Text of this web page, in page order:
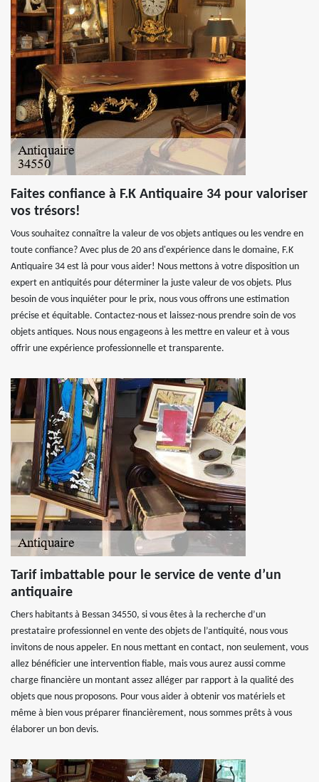
Faites confiance à F.K Antiquaire 34 pour valoriser
vos trésors!
Vous souhaitez connaître la valeur de vos objets antiques ou les vendre en
toute confiance? Avec plus de 20 ans d'expérience dans le domaine, F.K
Antiquaire 34 est là pour vous aider! Nous mettons à votre disposition un
expert en antiquités pour déterminer la juste valeur de vos objets. Plus
besoin de vous inquiéter pour le prix, nous vous offrons une estimation
précise et équitable. Contactez-nous et laissez-nous prendre soin de vos
objets antiques. Nous nous engageons à les mettre en valeur et à vous
offrir une expérience professionnelle et transparente.
Tarif imbattable pour le service de vente d’un
antiquaire
Chers habitants à Bessan 34550, si vous êtes à la recherche d’un
prestataire professionnel en vente des objets de l’antiquité, nous vous
invitons de nous appeler. En nous mettant en contact, non seulement, vous
allez bénéficier une intervention fiable, mais vous aurez aussi comme
charge financière un montant assez alléger par rapport à la qualité des
objets que nous proposons. Pour vous aider à obtenir vos matériels et
même à bien vous préparer financièrement, nous sommes prêts à vous
élaborer un bon devis.